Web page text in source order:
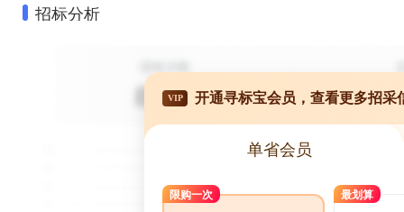
招标分析
VIP 开通寻标宝会员，查看更多招采
单省会员
限购一次 最划算